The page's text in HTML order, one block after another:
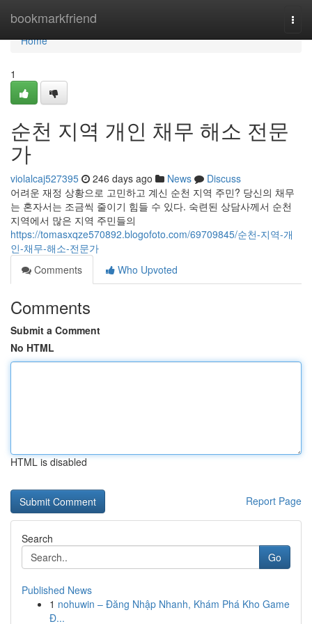
bookmarkfriend
Home
Home
1
순천 지역 개인 채무 해소 전문
가
violalcaj527395 246 days ago News
Discuss
어려운 재정 상황으로 고민하고 계신 순천 지역 주민? 당신의 채무
는 혼자서는 조금씩 줄이기 힘들 수 있다. 숙련된 상담사께서 순천
지역에서 많은 지역 주민들의
https://tomasxqze570892.blogofoto.com/69709845/순천-지역-개
인-채무-해소-전문가
Comments
Who Upvoted
Comments
Submit a Comment
No HTML
HTML is disabled
Report Page
Search
Go
Published News
1 nohuwin – Đăng Nhập Nhanh, Khám Phá Kho Game
Đ...